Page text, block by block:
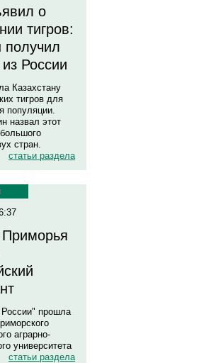
о
тигров:
получил
России
Казахстану
тигров для
популяции.
назвал этот
стран.
статьи раздела
прошла
аграрно-
университета
статьи раздела